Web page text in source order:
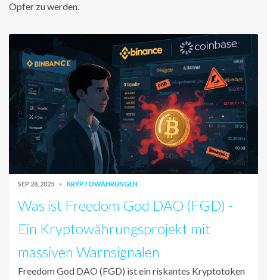
Opfer zu werden.
SEP 28, 2025 KRYPTOWÄHRUNGEN
Was ist Freedom God DAO (FGD) -
Ein Kryptowährungsprojekt mit
massiven Warnsignalen
Freedom God DAO (FGD) ist ein riskantes Kryptotoken